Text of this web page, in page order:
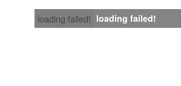
loading failed! loading failed!